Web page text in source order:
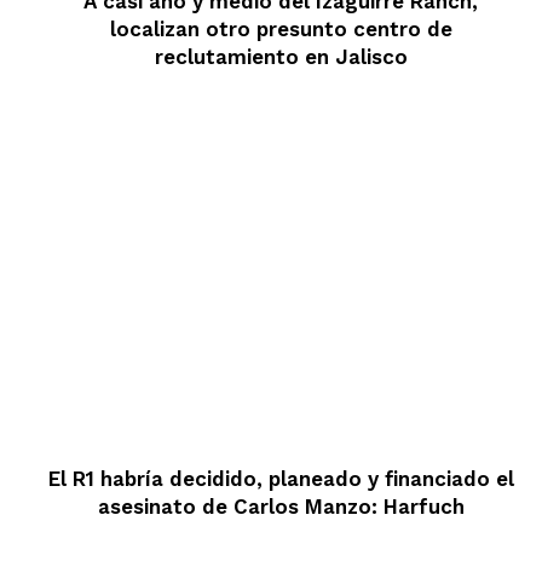
localizan otro presunto centro de
reclutamiento en Jalisco
El R1 habría decidido, planeado y financiado el
asesinato de Carlos Manzo: Harfuch